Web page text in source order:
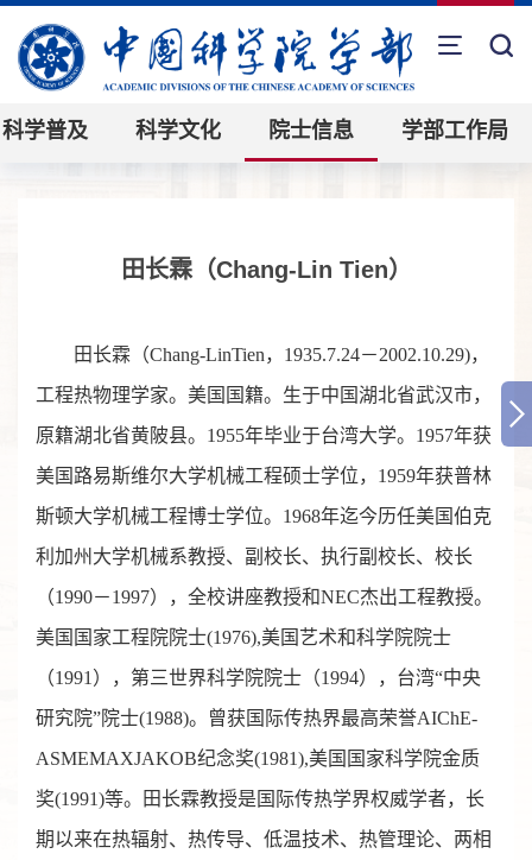
科学普及 科学文化 院士信息 学部工作局
田长霖（Chang-Lin Tien）
田长霖（Chang-LinTien，1935.7.24－2002.10.29)，
工程热物理学家。美国国籍。生于中国湖北省武汉市，
原籍湖北省黄陂县。1955年毕业于台湾大学。1957年获
美国路易斯维尔大学机械工程硕士学位，1959年获普林
斯顿大学机械工程博士学位。1968年迄今历任美国伯克
利加州大学机械系教授、副校长、执行副校长、校长
（1990－1997），全校讲座教授和NEC杰出工程教授。
美国国家工程院院士(1976),美国艺术和科学院院士
（1991），第三世界科学院院士（1994），台湾“中央
研究院”院士(1988)。曾获国际传热界最高荣誉AIChE-
ASMEMAXJAKOB纪念奖(1981),美国国家科学院金质
奖(1991)等。田长霖教授是国际传热学界权威学者，长
期以来在热辐射、热传导、低温技术、热管理论、两相